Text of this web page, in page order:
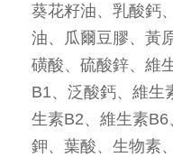
葵花籽油、乳酸鈣
油、瓜爾豆膠、黃
磺酸、硫酸鋅、維
B1、泛酸鈣、維生
生素B2、維生素
鉀、葉酸、生物素